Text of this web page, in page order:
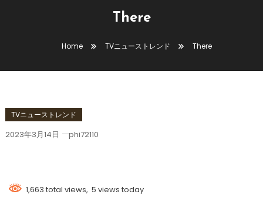
There
Home TVニューストレンド There
TVニューストレンド
2023年3月14日 phi72110
1,663 total views, 5 views today